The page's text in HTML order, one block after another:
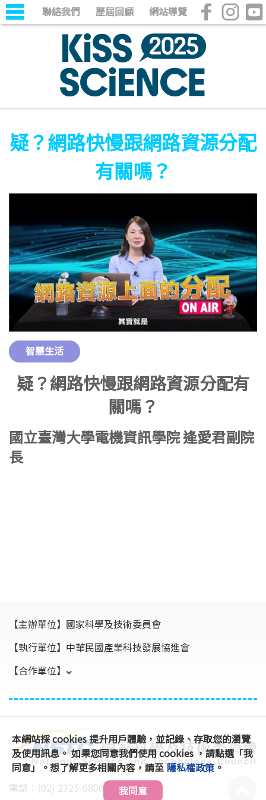
聯絡我們 歷屆回顧 網站導覽
疑？網路快慢跟網路資源分配
有關嗎？
智慧生活
疑？網路快慢跟網路資源分配有
關嗎？
國立臺灣大學電機資訊學院 逄愛君副院
長
【主辦單位】 國家科學及技術委員會
【執行單位】 中華民國產業科技發展協進會
【合作單位】
電話：(02) 2325-6800 #896、891
本網站採 cookies 提升用戶體驗，並記錄、存取您的瀏覽
及使用訊息。 如果您同意我們使用 cookies ，請點選「我
同意」。想了解更多相關內容，請至 隱私權政策 。
我同意